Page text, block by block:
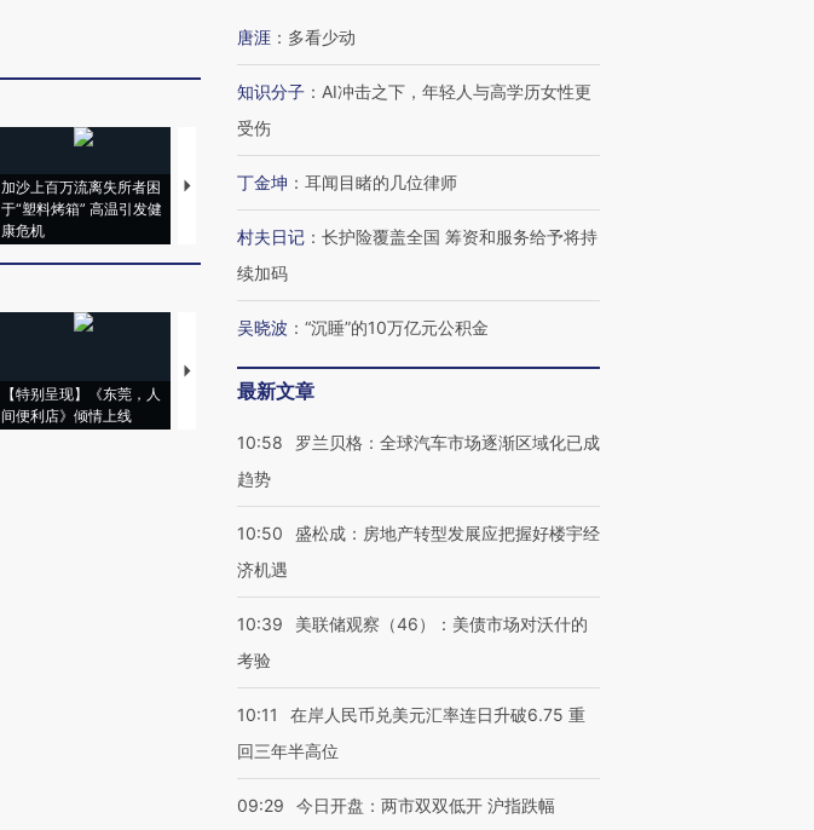
加沙上百万流离失所者困
于“塑料烤箱” 高温引发健
康危机
马航飞行员跨国走私7万
粒摇头丸 尿检体内含3种
泽连斯基密集出访美英 索
要防空导弹“救急”
秘鲁纳斯卡观光飞机坠毁
13人遇难
【特别呈现】《东莞，人
间便利店》倾情上线
【推广】走进第四届链博
会，让数智科技“链”接产
【商旅对话】华住集团
唐涯 ： 多看少动
知识分子 ： AI冲击之下，年轻人与高学历女性更
受伤
丁金坤 ： 耳闻目睹的几位律师
村夫日记 ： 长护险覆盖全国 筹资和服务给予将持
续加码
吴晓波 ： “沉睡”的10万亿元公积金
最新文章
10:58
罗兰贝格：全球汽车市场逐渐区域化已成
趋势
10:50
盛松成：房地产转型发展应把握好楼宇经
济机遇
10:39
美联储观察（46）：美债市场对沃什的
考验
10:11
在岸人民币兑美元汇率连日升破6.75 重
回三年半高位
09:29
今日开盘：两市双双低开 沪指跌幅